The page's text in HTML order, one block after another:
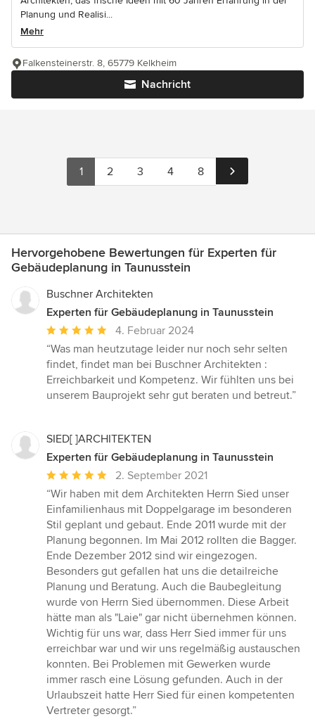
Planung und Realisi...
Mehr
Nachricht
Falkensteinerstr. 8, 65779 Kelkheim
1 2 3 4 8
Hervorgehobene Bewertungen für Experten für
Gebäudeplanung in Taunusstein
Buschner Architekten
Experten für Gebäudeplanung in Taunusstein
Durchschnittliche
Bewertung:
5
von
5
4. Februar 2024
“Was man heutzutage leider nur noch sehr selten
findet, findet man bei Buschner Architekten :
Erreichbarkeit und Kompetenz. Wir fühlten uns bei
unserem Bauprojekt sehr gut beraten und betreut.”
SIED[ ]ARCHITEKTEN
Experten für Gebäudeplanung in Taunusstein
Durchschnittliche
Bewertung:
5
von
5
Sternen
2. September 2021
“Wir haben mit dem Architekten Herrn Sied unser
Einfamilienhaus mit Doppelgarage im besonderen
Stil geplant und gebaut. Ende 2011 wurde mit der
Planung begonnen. Im Mai 2012 rollten die Bagger.
Ende Dezember 2012 sind wir eingezogen.
Besonders gut gefallen hat uns die detailreiche
Planung und Beratung. Auch die Baubegleitung
wurde von Herrn Sied übernommen. Diese Arbeit
hätte man als "Laie" gar nicht übernehmen können.
Wichtig für uns war, dass Herr Sied immer für uns
erreichbar war und wir uns regelmäßig austauschen
konnten. Bei Problemen mit Gewerken wurde
immer rasch eine Lösung gefunden. Auch in der
Urlaubszeit hatte Herr Sied für einen kompetenten
Vertreter gesorgt.”